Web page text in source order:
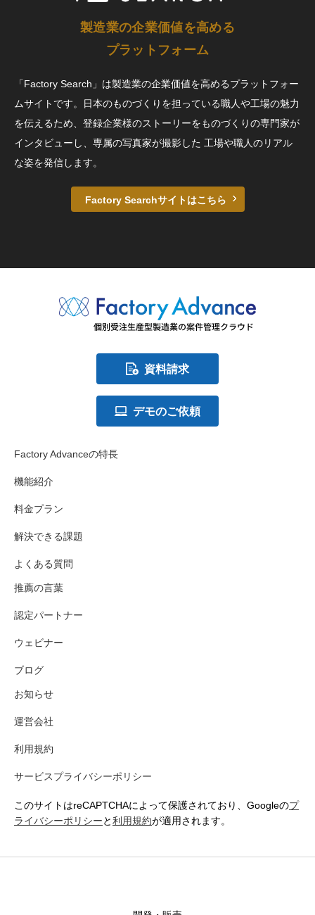
製造業の企業価値を高める
プラットフォーム
「Factory Search」は製造業の企業価値を高めるプラットフォー
ムサイトです。日本のものづくりを担っている職人や工場の魅力
を伝えるため、登録企業様のストーリーをものづくりの専門家が
インタビューし、専属の写真家が撮影した 工場や職人のリアル
な姿を発信します。
Factory Searchサイトはこちら
資料請求
デモのご依頼
Factory Advanceの特長
機能紹介
料金プラン
解決できる課題
よくある質問
推薦の言葉
認定パートナー
ウェビナー
ブログ
お知らせ
運営会社
利用規約
サービスプライバシーポリシー
このサイトはreCAPTCHAによって保護されており、Googleのプ
ライバシーポリシーと利用規約が適用されます。